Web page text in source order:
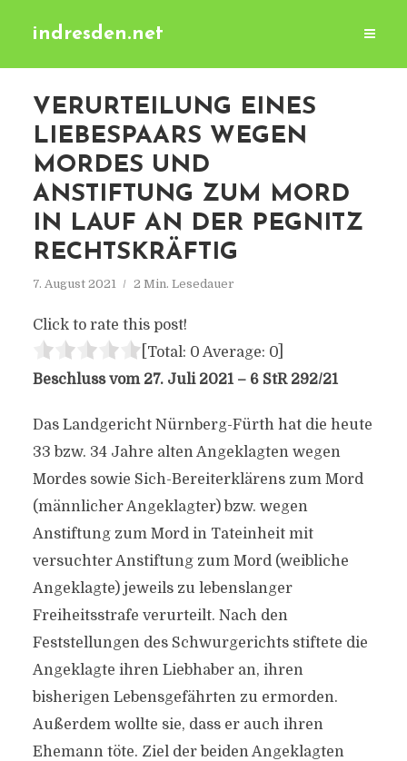
indresden.net
VERURTEILUNG EINES
LIEBESPAARS WEGEN
MORDES UND
ANSTIFTUNG ZUM MORD
IN LAUF AN DER PEGNITZ
RECHTSKRÄFTIG
7. August 2021 2 Min. Lesedauer
Click to rate this post!
[Total: 0 Average: 0]
Beschluss vom 27. Juli 2021 – 6 StR 292/21
Das Landgericht Nürnberg-Fürth hat die heute
33 bzw. 34 Jahre alten Angeklagten wegen
Mordes sowie Sich-Bereiterklärens zum Mord
(männlicher Angeklagter) bzw. wegen
Anstiftung zum Mord in Tateinheit mit
versuchter Anstiftung zum Mord (weibliche
Angeklagte) jeweils zu lebenslanger
Freiheitsstrafe verurteilt. Nach den
Feststellungen des Schwurgerichts stiftete die
Angeklagte ihren Liebhaber an, ihren
bisherigen Lebensgefährten zu ermorden.
Außerdem wollte sie, dass er auch ihren
Ehemann töte. Ziel der beiden Angeklagten